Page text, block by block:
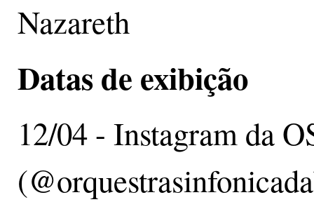
Nazareth
Datas de exibição
12/04 - Instagram da